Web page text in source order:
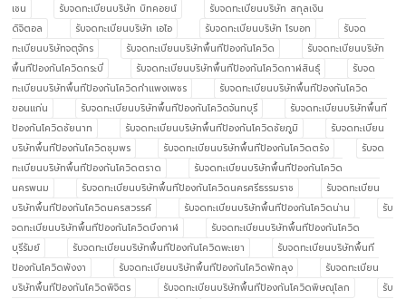
เชน
รับจดทะเบียนบริษัท บิทคอยน์
รับจดทะเบียนบริษัท สกุลเงิน
ดิจิตอล
รับจดทะเบียนบริษัท เอไอ รับจดทะเบียนบริษัท โรบอท
รับจด
ทะเบียนบริษัทจตุจักร
รับจดทะเบียนบริษัทพื้นทีป้องกันโควิด
รับจดทะเบียนบริษัท
พื้นทีป้องกันโควิดกระบี่
รับจดทะเบียนบริษัทพื้นทีป้องกันโควิดกาฬสินธุ์
รับจด
ทะเบียนบริษัทพื้นทีป้องกันโควิดกำแพงเพชร
รับจดทะเบียนบริษัทพื้นทีป้องกันโควิด
ขอนแก่น
รับจดทะเบียนบริษัทพื้นทีป้องกันโควิดจันทบุรี
รับจดทะเบียนบริษัทพื้นที
ป้องกันโควิดชัยนาท
รับจดทะเบียนบริษัทพื้นทีป้องกันโควิดชัยภูมิ
รับจดทะเบียน
บริษัทพื้นทีป้องกันโควิดชุมพร
รับจดทะเบียนบริษัทพื้นทีป้องกันโควิดตรัง
รับจด
ทะเบียนบริษัทพื้นทีป้องกันโควิดตราด
รับจดทะเบียนบริษัทพื้นทีป้องกันโควิด
นครพนม
รับจดทะเบียนบริษัทพื้นทีป้องกันโควิดนครศรีธรรมราช
รับจดทะเบียน
บริษัทพื้นทีป้องกันโควิดนครสวรรค์
รับจดทะเบียนบริษัทพื้นทีป้องกันโควิดน่าน
รับ
จดทะเบียนบริษัทพื้นทีป้องกันโควิดบึงกาฬ
รับจดทะเบียนบริษัทพื้นทีป้องกันโควิด
บุรีรัมย์
รับจดทะเบียนบริษัทพื้นทีป้องกันโควิดพะเยา
รับจดทะเบียนบริษัทพื้นที
ป้องกันโควิดพังงา
รับจดทะเบียนบริษัทพื้นทีป้องกันโควิดพัทลุง
รับจดทะเบียน
บริษัทพื้นทีป้องกันโควิดพิจิตร
รับจดทะเบียนบริษัทพื้นทีป้องกันโควิดพิษณุโลก
รับ